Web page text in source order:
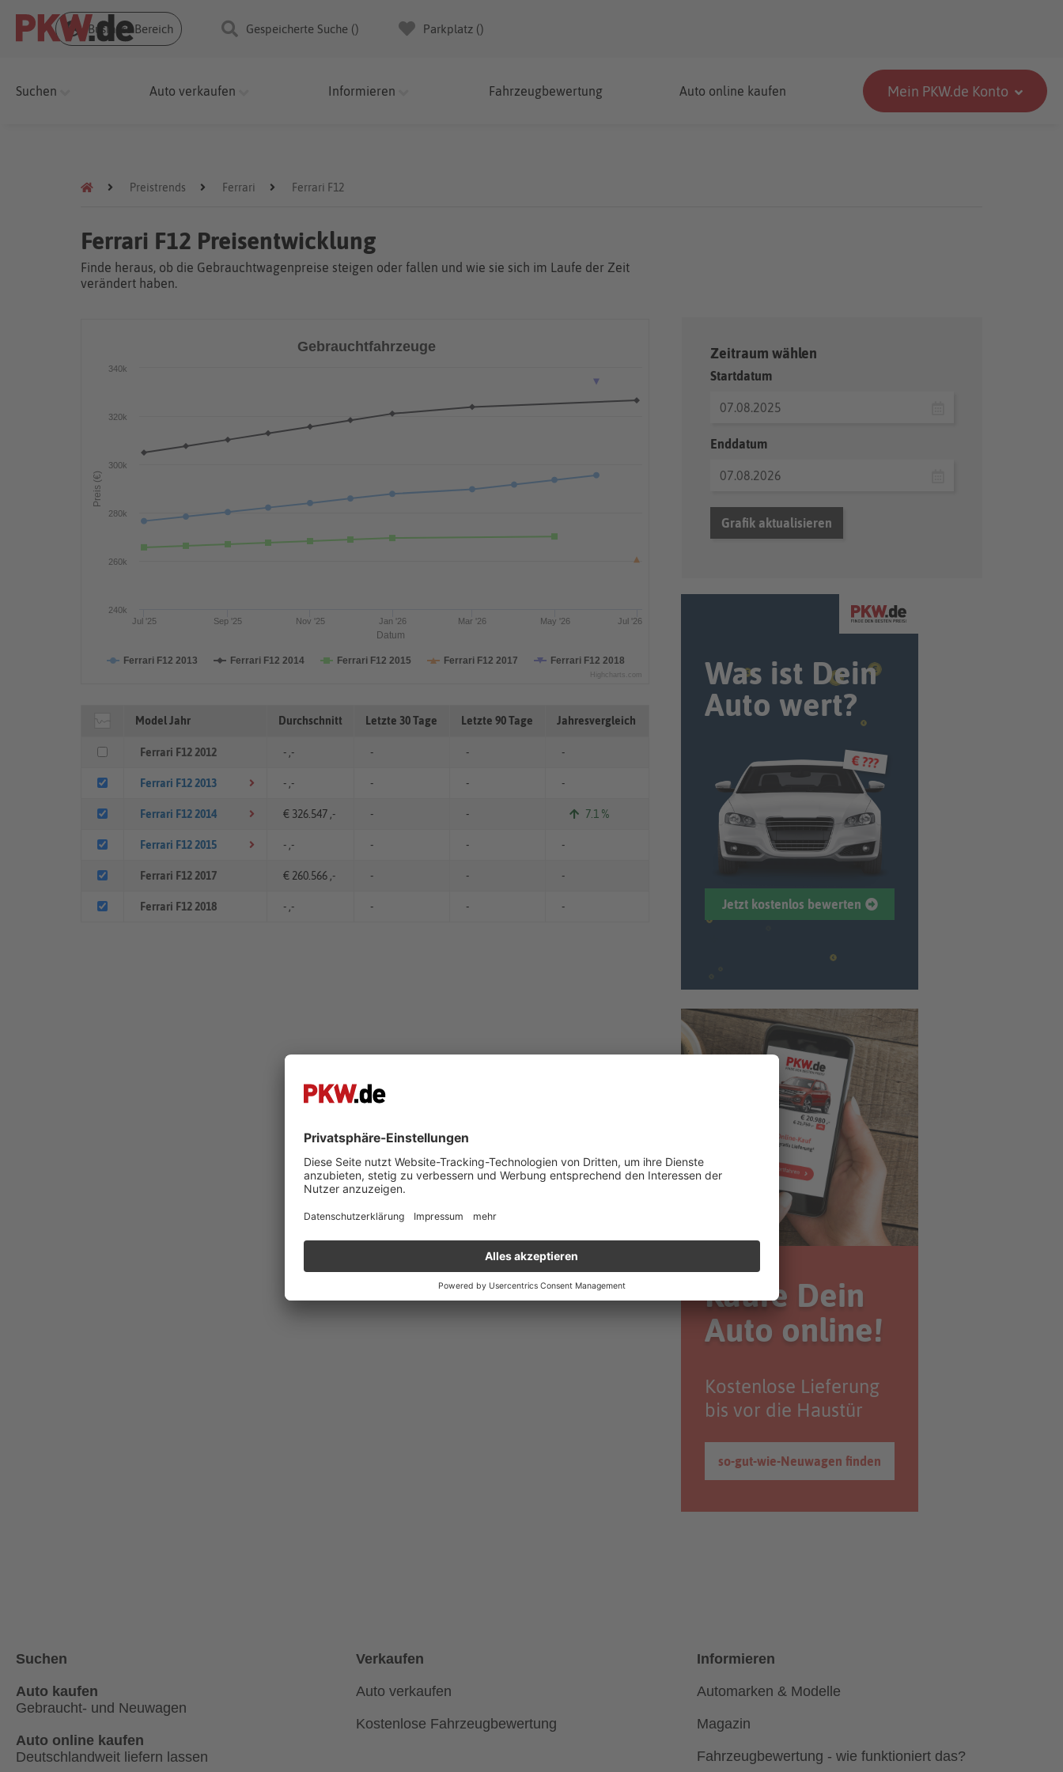
Business Bereich Gespeicherte Suche () Parkplatz ()
Suchen Auto verkaufen Informieren Fahrzeugbewertung Auto online kaufen Mein PKW.de Konto
Preistrends Ferrari Ferrari F12
Ferrari F12 Preisentwicklung
Finde heraus, ob die Gebrauchtwagenpreise steigen oder fallen und wie sie sich im Laufe der Zeit
verändert haben.
Datum
Preis (€)
Gebrauchtfahrzeuge
Ferrari F12 2013 Ferrari F12 2014 Ferrari F12 2015 Ferrari F12 2017 Ferrari F12 2018
Jul '25 Sep '25 Nov '25 Jan '26 Mar '26 May '26 Jul '26
280k
300k
260k
320k
340k
240k
Highcharts.com
Model Jahr Durchschnitt Letzte 30 Tage Letzte 90 Tage Jahresvergleich
Ferrari F12 2012 - ,- - - -
Ferrari F12 2013 - ,- - - -
Ferrari F12 2014 € 326.547 ,- - - 7.1 %
Ferrari F12 2015 - ,- - - -
Ferrari F12 2017 € 260.566 ,- - - -
Ferrari F12 2018 - ,- - - -
Zeitraum wählen
Startdatum
Enddatum
Grafik aktualisieren
Was ist Dein
Auto wert?
€ ???
Jetzt kostenlos bewerten
Kaufe Dein
Auto online!
Kostenlose Lieferung
bis vor die Haustür
so-gut-wie-Neuwagen finden
Suchen
Auto kaufen
Gebraucht- und Neuwagen
Auto online kaufen
Deutschlandweit liefern lassen
Verkaufen
Auto verkaufen
Kostenlose Fahrzeugbewertung
Informieren
Automarken & Modelle
Magazin
Fahrzeugbewertung - wie funktioniert das?